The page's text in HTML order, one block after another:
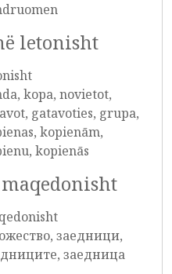
letonisht
kopa, novietot,
gatavoties, grupa,
kopienām,
kopienās
заедници,
заедница